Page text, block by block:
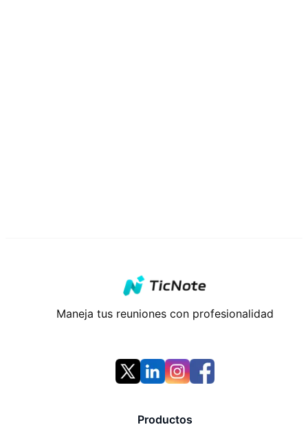
Maneja tus reuniones con profesionalidad
Productos